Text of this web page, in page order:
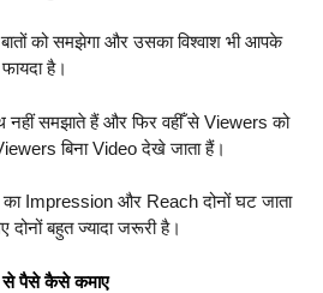
को समझेगा और उसका विश्वाश भी आपके
है।
समझाते हैं और फिर वहीँ से Viewers को
बिना Video देखे जाता हैं।
Impression और Reach दोनों घट जाता
बहुत ज्यादा जरूरी है।
पैसे कैसे कमाए